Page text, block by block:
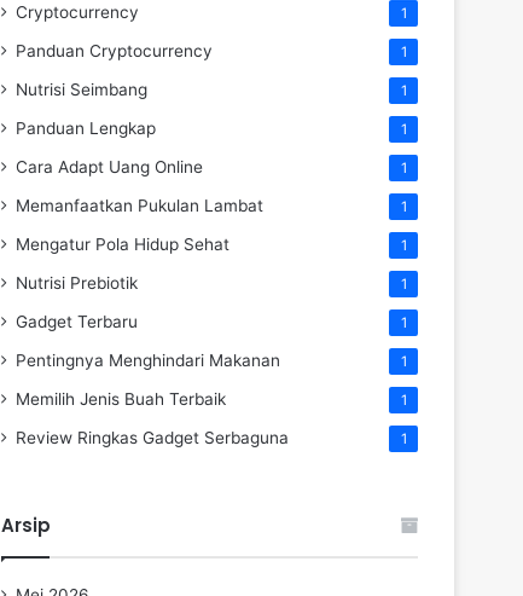
Cryptocurrency 1
Panduan Cryptocurrency 1
Nutrisi Seimbang 1
Panduan Lengkap 1
Cara Adapt Uang Online 1
Memanfaatkan Pukulan Lambat 1
Mengatur Pola Hidup Sehat 1
Nutrisi Prebiotik 1
Gadget Terbaru 1
Pentingnya Menghindari Makanan 1
Memilih Jenis Buah Terbaik 1
Review Ringkas Gadget Serbaguna 1
Arsip